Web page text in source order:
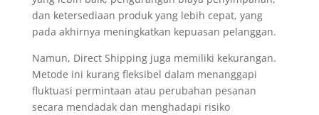
dan ketersediaan produk yang lebih cepat, yang
pada akhirnya meningkatkan kepuasan pelanggan.
Namun, Direct Shipping juga memiliki kekurangan.
Metode ini kurang fleksibel dalam menanggapi
fluktuasi permintaan atau perubahan pesanan
secara mendadak dan menghadapi risiko